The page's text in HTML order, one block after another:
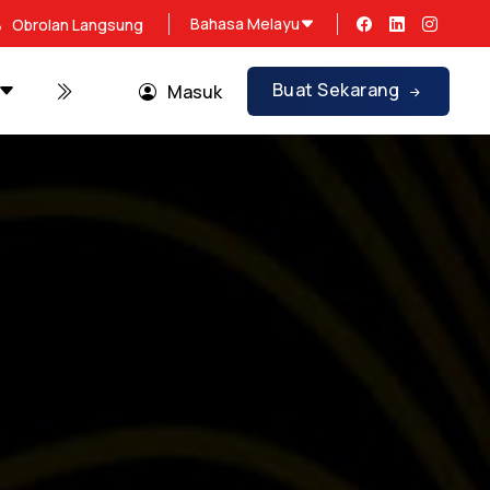
Obrolan Langsung Bahasa Melayu
Tentang Kami Promosi
Masuk Buat Sekarang